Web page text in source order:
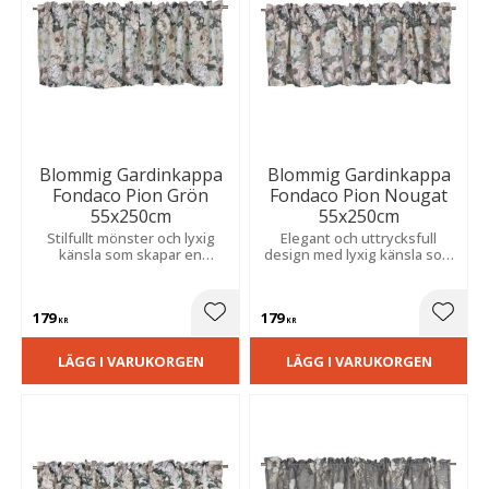
Blommig Gardinkappa
Fondaco Pion Grön
55x250cm
Stilfullt mönster och lyxig
känsla som skapar en
179KR Lägg till i favoriter
LÄGG I VARUKORGEN
Blommig Gardinkappa
Fondaco Pion Nougat
55x250cm
Elegant och uttrycksfull
design med lyxig känsla som
179KR
LÄGG I VARUKORGEN